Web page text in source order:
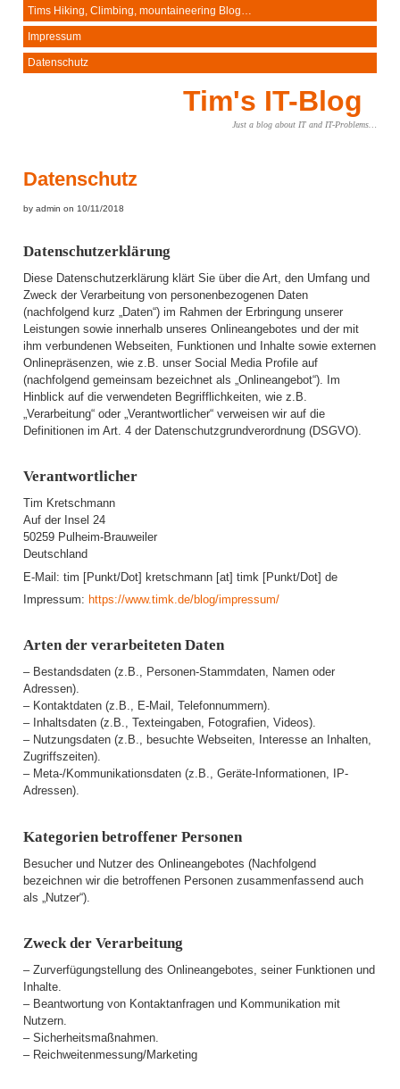
Tims Hiking, Climbing, mountaineering Blog…
Impressum
Datenschutz
Tim's IT-Blog
Just a blog about IT and IT-Problems…
Datenschutz
by admin on 10/11/2018
Datenschutzerklärung
Diese Datenschutzerklärung klärt Sie über die Art, den Umfang und
Zweck der Verarbeitung von personenbezogenen Daten
(nachfolgend kurz „Daten“) im Rahmen der Erbringung unserer
Leistungen sowie innerhalb unseres Onlineangebotes und der mit
ihm verbundenen Webseiten, Funktionen und Inhalte sowie externen
Onlinepräsenzen, wie z.B. unser Social Media Profile auf
(nachfolgend gemeinsam bezeichnet als „Onlineangebot“). Im
Hinblick auf die verwendeten Begrifflichkeiten, wie z.B.
„Verarbeitung“ oder „Verantwortlicher“ verweisen wir auf die
Definitionen im Art. 4 der Datenschutzgrundverordnung (DSGVO).
Verantwortlicher
Tim Kretschmann
Auf der Insel 24
50259 Pulheim-Brauweiler
Deutschland
E-Mail: tim [Punkt/Dot] kretschmann [at] timk [Punkt/Dot] de
Impressum: https://www.timk.de/blog/impressum/
Arten der verarbeiteten Daten
– Bestandsdaten (z.B., Personen-Stammdaten, Namen oder
Adressen).
– Kontaktdaten (z.B., E-Mail, Telefonnummern).
– Inhaltsdaten (z.B., Texteingaben, Fotografien, Videos).
– Nutzungsdaten (z.B., besuchte Webseiten, Interesse an Inhalten,
Zugriffszeiten).
– Meta-/Kommunikationsdaten (z.B., Geräte-Informationen, IP-
Adressen).
Kategorien betroffener Personen
Besucher und Nutzer des Onlineangebotes (Nachfolgend
bezeichnen wir die betroffenen Personen zusammenfassend auch
als „Nutzer“).
Zweck der Verarbeitung
– Zurverfügungstellung des Onlineangebotes, seiner Funktionen und
Inhalte.
– Beantwortung von Kontaktanfragen und Kommunikation mit
Nutzern.
– Sicherheitsmaßnahmen.
– Reichweitenmessung/Marketing